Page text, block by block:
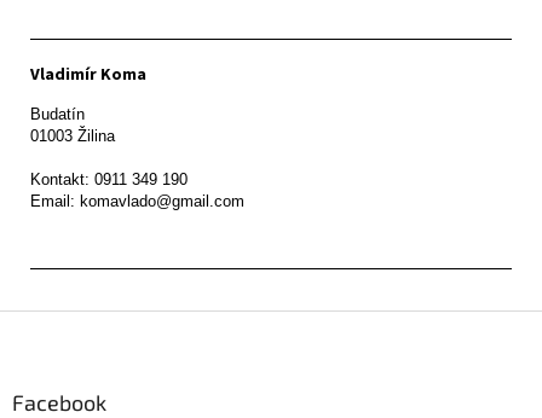
Vladimír Koma
Budatín
01003 Žilina
Kontakt: 0911 349 190
Facebook